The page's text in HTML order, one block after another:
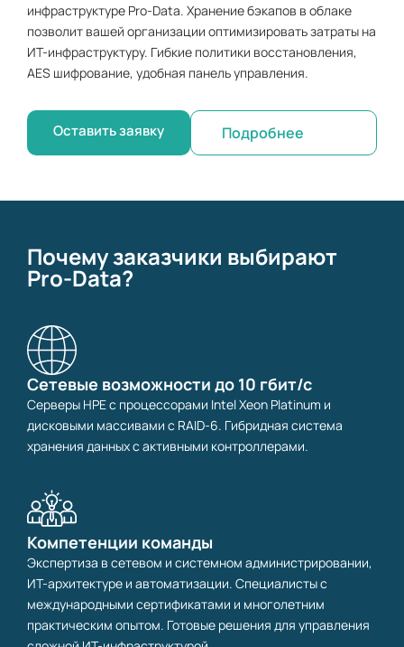
инфраструктуре Pro-Data. Хранение бэкапов в облаке
позволит вашей организации оптимизировать затраты на
ИТ-инфраструктуру. Гибкие политики восстановления,
AES шифрование, удобная панель управления.
Оставить заявку Подробнее
Почему заказчики выбирают
Pro-Data?
Сетевые возможности до 10 гбит/с
Серверы HPE с процессорами Intel Xeon Platinum и
дисковыми массивами с RAID-6. Гибридная система
хранения данных с активными контроллерами.
Компетенции команды
Экспертиза в сетевом и системном администрировании,
ИТ-архитектуре и автоматизации. Специалисты с
международными сертификатами и многолетним
практическим опытом. Готовые решения для управления